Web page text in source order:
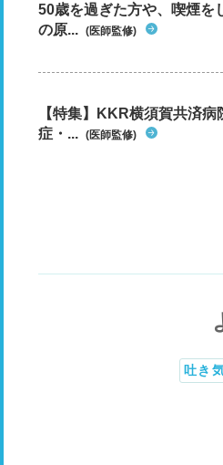
50歳を過ぎた方や、喫煙を
の原... (医師監修)
【特集】KKR横須賀共済
症・... (医師監修)
吐き